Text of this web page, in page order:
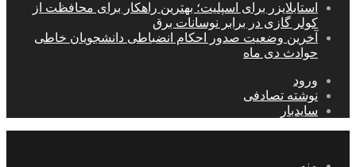
استابلایزر برای اسپلیت؛ بهترین راهکار برای محافظت از
کولر گازی در برابر نوسانات برق
آخرین وضعیت صدور احکام انضباطی دانشجویان خاطی
حوادث دی ماه
ورود
نوشته تصادفی
سایدبار